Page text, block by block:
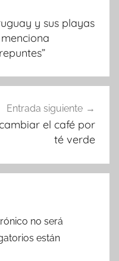
y sus playas
Entrada siguiente
el café por
té verde
no será
están